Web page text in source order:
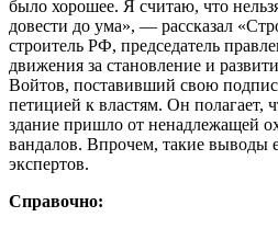
было хорошее. Я считаю, что
довести до ума», — рассказал
строитель РФ, председатель
движения за становление и
Войтов, поставивший свою
петицией к властям. Он полагает,
здание пришло от ненадлежащей
вандалов. Впрочем, такие выводы
экспертов.
Справочно: